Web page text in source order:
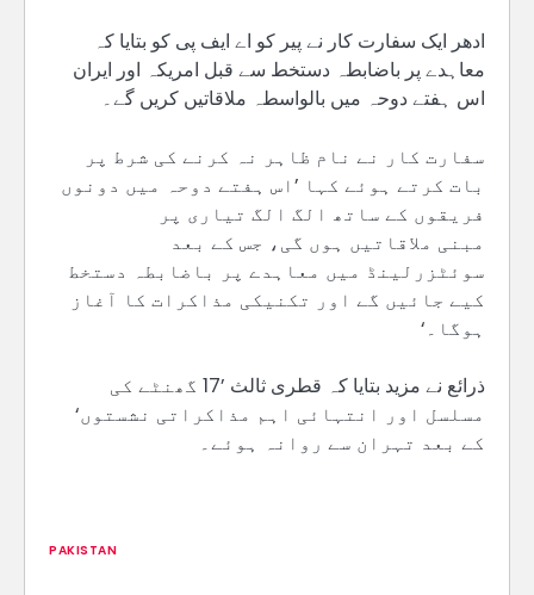
ادھر ایک سفارت کار نے پیر کو اے ایف پی کو بتایا کہ
معاہدے پر باضابطہ دستخط سے قبل امریکہ اور ایران
اس ہفتے دوحہ میں بالواسطہ ملاقاتیں کریں گے۔
سفارت کار نے نام ظاہر نہ کرنے کی شرط پر
بات کرتے ہوئے کہا ’اس ہفتے دوحہ میں دونوں
فریقوں کے ساتھ الگ الگ تیاری پر
مبنی ملاقاتیں ہوں گی، جس کے بعد
سوئٹزرلینڈ میں معاہدے پر باضابطہ دستخط
کیے جائیں گے اور تکنیکی مذاکرات کا آغاز
ہوگا۔‘
ذرائع نے مزید بتایا کہ قطری ثالث ’17 گھنٹے کی
مسلسل اور انتہائی اہم مذاکراتی نشستوں‘
کے بعد تہران سے روانہ ہوئے۔
PAKISTAN